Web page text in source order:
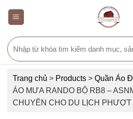
Search
for:
Trang chủ > Products > Quần Áo
ÁO MƯA RANDO BỘ RB8 –
CHUYÊN CHO DU LỊCH PHƯỢT